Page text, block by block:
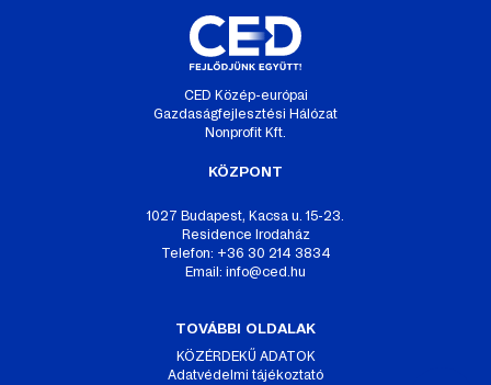
CED Közép-európai
Gazdaságfejlesztési Hálózat
Nonprofit Kft.
KÖZPONT
1027 Budapest, Kacsa u. 15-23.
Residence Irodaház
Telefon: +36 30 214 3834
Email: info@ced.hu
TOVÁBBI OLDALAK
KÖZÉRDEKŰ ADATOK
Adatvédelmi tájékoztató